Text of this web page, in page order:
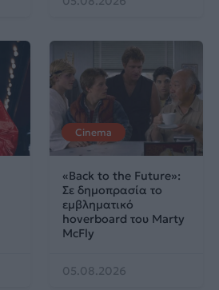
Cinema
«Back to the Future»:
Σε δημοπρασία το
εμβληματικό
hoverboard του Marty
McFly
05.08.2026